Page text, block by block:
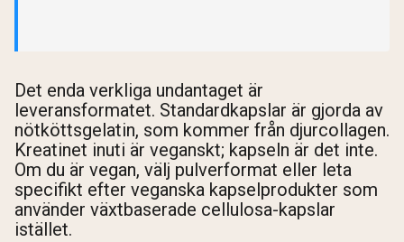
Det enda verkliga undantaget är
leveransformatet. Standardkapslar är gjorda av
nötköttsgelatin, som kommer från djurcollagen.
Kreatinet inuti är veganskt; kapseln är det inte.
Om du är vegan, välj pulverformat eller leta
specifikt efter veganska kapselprodukter som
använder växtbaserade cellulosa-kapslar
istället.